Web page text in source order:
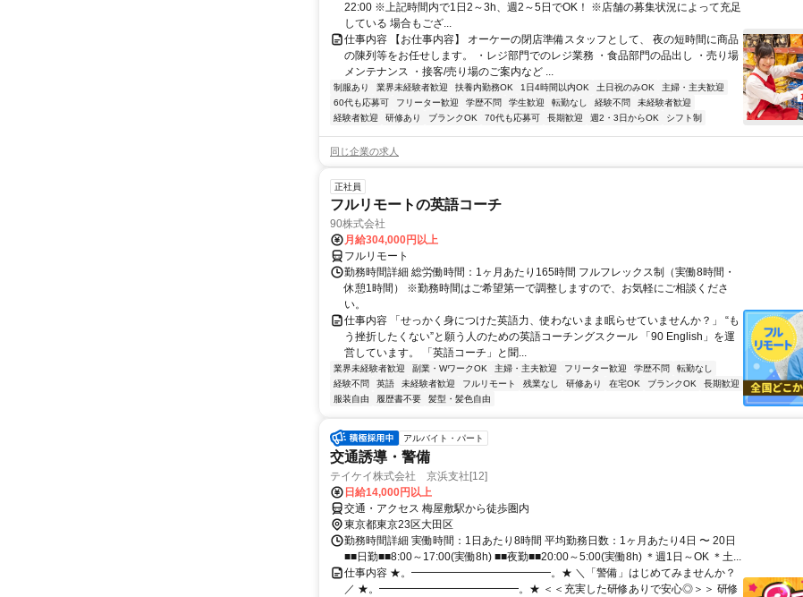
22:00 ※上記時間内で1日2～3h、週2～5日でOK！ ※店舗の募集状況によって充足
している 場合もござ...
仕事内容 【お仕事内容】 オーケーの閉店準備スタッフとして、 夜の短時間に商品
の陳列等をお任せします。 ・レジ部門でのレジ業務 ・食品部門の品出し ・売り場
メンテナンス ・接客/売り場のご案内など ...
制服あり 業界未経験者歓迎 扶養内勤務OK 1日4時間以内OK 土日祝のみOK
主婦・主夫歓迎
60代も応募可
フリーター歓迎 学歴不問 学生歓迎 転勤なし 経験不問
未経験者歓迎
経験者歓迎
研修あり ブランクOK 70代も応募可 長期歓迎 週2・3日からOK シフト制
同じ企業の求人
正社員
フルリモートの英語コーチ
90株式会社
月給304,000円以上
フルリモート
勤務時間詳細 総労働時間：1ヶ月あたり165時間 フルフレックス制（実働8時間・
休憩1時間） ※勤務時間はご希望第一で調整しますので、お気軽にご相談くださ
い。
仕事内容 「せっかく身につけた英語力、使わないまま眠らせていませんか？」 “も
う挫折したくない”と願う人のための英語コーチングスクール 「90 English」を運
営しています。 「英語コーチ」と聞...
業界未経験者歓迎 副業・WワークOK 主婦・主夫歓迎 フリーター歓迎 学歴不問
転勤なし
経験不問
英語 未経験者歓迎 フルリモート 残業なし 研修あり 在宅OK ブランクOK
長期歓迎
服装自由
履歴書不要 髪型・髪色自由
アルバイト・パート
交通誘導・警備
テイケイ株式会社 京浜支社[12]
日給14,000円以上
交通・アクセス 梅屋敷駅から徒歩圏内
東京都東京23区大田区
勤務時間詳細 実働時間：1日あたり8時間 平均勤務日数：1ヶ月あたり4日 〜 20日
■■日勤■■8:00～17:00(実働8h) ■■夜勤■■20:00～5:00(実働8h) ＊週1日～OK ＊土...
仕事内容 ★。━━━━━━━━━━━━━。★ ＼「警備」はじめてみませんか？
／ ★。━━━━━━━━━━━━━。★ ＜＜充実した研修ありで安心◎＞＞ 研修